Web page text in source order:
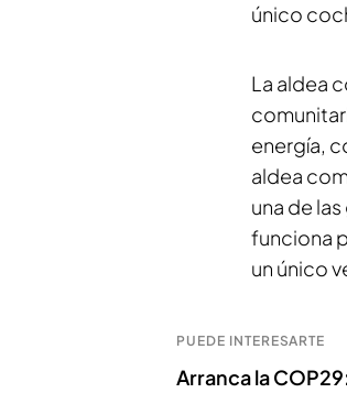
único
La aldea
energía,
aldea
una de
funciona
un único
PUEDE INTERESARTE
Arranca la